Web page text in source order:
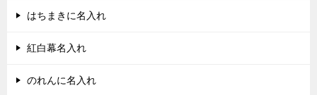
はちまきに名入れ
紅白幕名入れ
のれんに名入れ